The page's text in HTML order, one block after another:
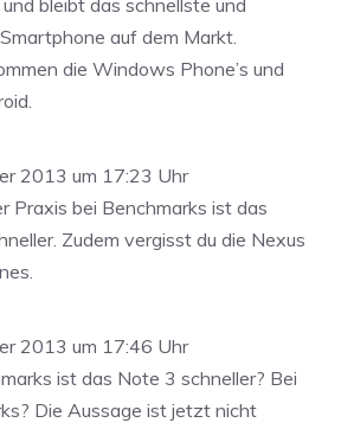
bleibt das schnellste und
auf dem Markt.
die Windows Phone’s und
2013 um 17:23 Uhr
Praxis bei Benchmarks ist das
Zudem vergisst du die Nexus
2013 um 17:46 Uhr
ist das Note 3 schneller? Bei
Die Aussage ist jetzt nicht